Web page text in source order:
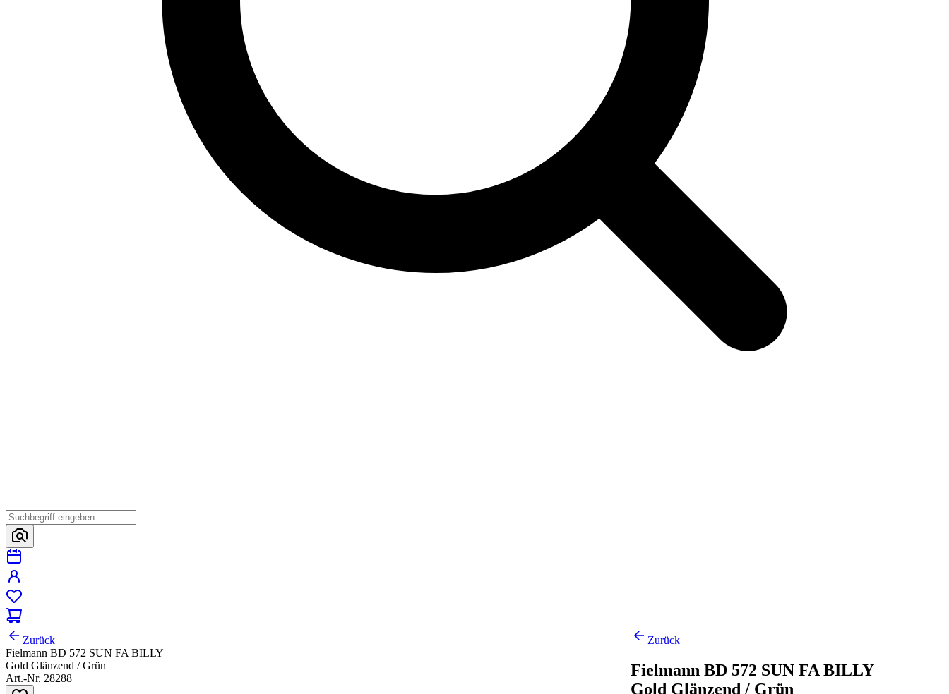
Zurück
Fielmann BD 572 SUN FA BILLY
Gold Glänzend / Grün
Art.-Nr. 28288
Zurück
Fielmann BD 572 SUN FA BILLY
Gold Glänzend / Grün